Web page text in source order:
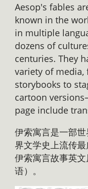
Aesop's fables
known in the
in multiple
dozens of
centuries. They
variety of
storybooks to
cartoon
page include
伊索寓言是一部
界文学史上流传
伊索寓言故事英
语）。